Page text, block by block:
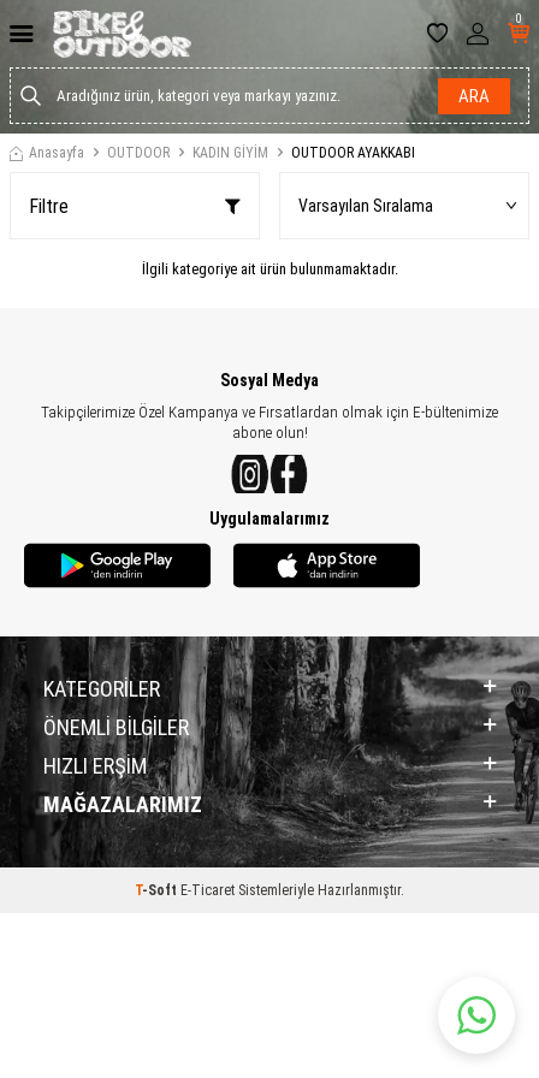
ARA
0
Anasayfa OUTDOOR KADIN GİYİM OUTDOOR AYAKKABI
Filtre
İlgili kategoriye ait ürün bulunmamaktadır.
Sosyal Medya
Takipçilerimize Özel Kampanya ve Fırsatlardan olmak için E-bültenimize
abone olun!
Uygulamalarımız
KATEGORİLER
ÖNEMLİ BİLGİLER
HIZLI ERŞİM
MAĞAZALARIMIZ
T-Soft E-Ticaret Sistemleriyle Hazırlanmıştır.